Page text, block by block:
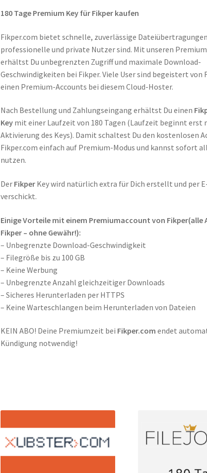
180 Tage Premium Key für Fikper kaufen
Fikper.com bietet schnelle, zuverlässige
professionelle und private Nutzer sind. Mit unseren
erhältst Du unbegrenzten Zugriff und maximale Download-
Geschwindigkeiten bei Fikper. Viele User sind begeistert von
einen Premium-Accounts bei diesem Cloud-Hoster.
Nach Bestellung und Zahlungseingang erhältst Du einen
Keymit einer Laufzeit von 180 Tagen (Laufzeit beginnt erst
Aktivierung des Keys). Damit schaltest Du den kostenlosen
Fikper.com einfach auf Premium-Modus und kannst sofort
nutzen.
Der FikperKey wird natürlich extra für Dich erstellt und per
verschickt.
Einige Vorteile mit einem Premiumaccount von Fikper(alle
Fikper – ohne Gewähr!):
– Unbegrenzte Download-Geschwindigkeit
– Filegröße bis zu 100 GB
– Keine Werbung
– Unbegrenzte Anzahl gleichzeitiger Downloads
– Sicheres Herunterladen per HTTPS
– Keine Warteschlangen beim Herunterladen von Dateien
KEIN ABO! Deine Premiumzeit bei Fikper.com endet
Kündigung notwendig!